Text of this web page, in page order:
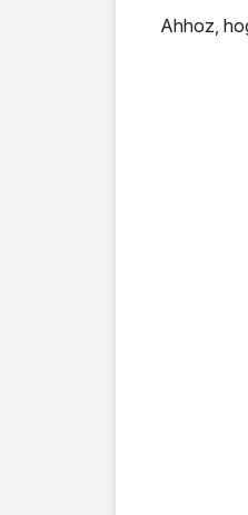
Ahhoz,